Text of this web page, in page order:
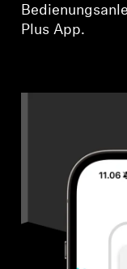
Plus App.